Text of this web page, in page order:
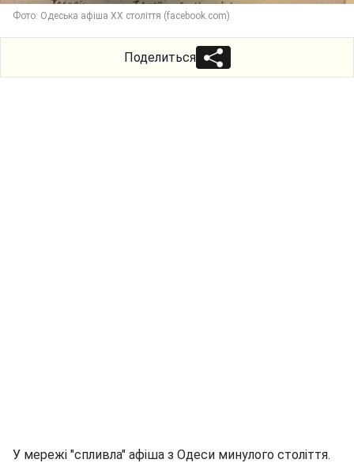
Фото: Одеська афіша ХХ століття (facebook.com)
Поделиться
У мережі "спливла" афіша з Одеси минулого століття.